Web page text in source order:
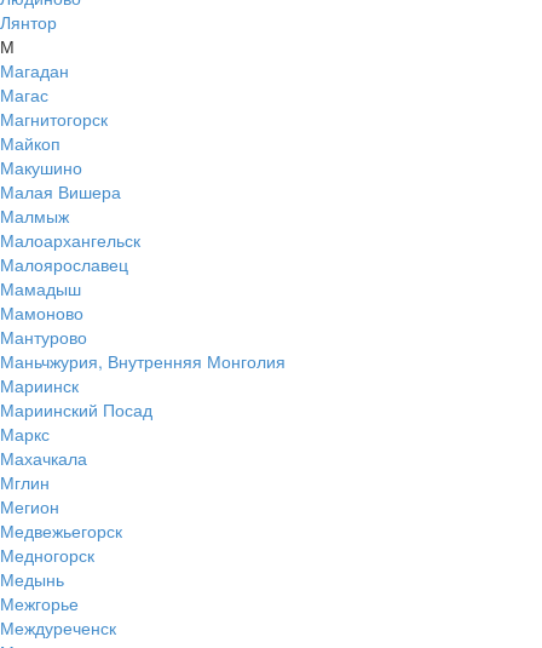
Лянтор
М
Магадан
Магас
Магнитогорск
Майкоп
Макушино
Малая Вишера
Малмыж
Малоархангельск
Малоярославец
Мамадыш
Мамоново
Мантурово
Маньчжурия, Внутренняя Монголия
Мариинск
Мариинский Посад
Маркс
Махачкала
Мглин
Мегион
Медвежьегорск
Медногорск
Медынь
Межгорье
Междуреченск